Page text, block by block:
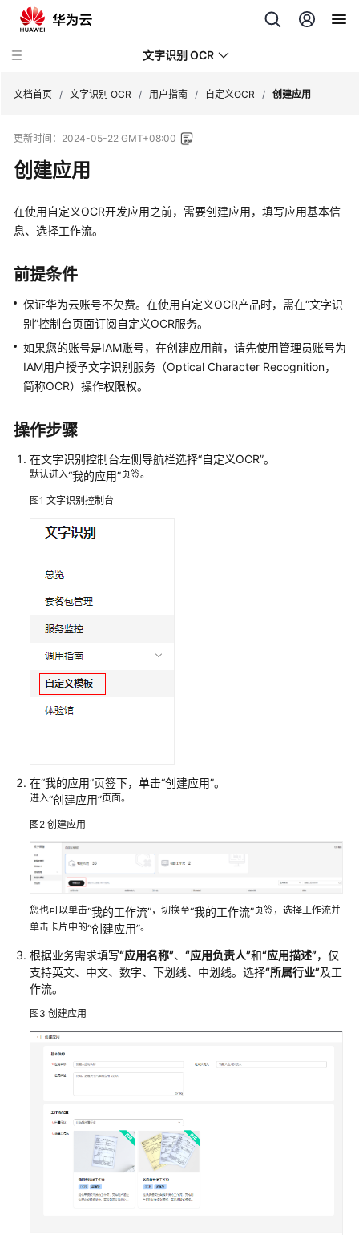
文字识别 OCR
最
新
动
服
公
产
品
介
费
明
快
功
体
用
使
用
介
开
通
服
准
备
数
自
文档首页 / 文字识别 OCR / 用户指南 / 自定义OCR / 创建应用
更新时间： 2024-05-22 GMT+08:00
创建应用
在使用自定义OCR开发应用之前，需要创建应用，填写应用基本信
息、选择工作流。
前提条件
保证华为云账号不欠费。在使用自定义OCR产品时，需在“文字识
别”控制台页面订阅自定义OCR服务。
如果您的账号是IAM账号，在创建应用前，请先使用管理员账号为
IAM用户授予文字识别服务（Optical Character Recognition，
简称OCR）操作权限权。
操作步骤
在文字识别控制台左侧导航栏选择“自定义OCR”。
默认进入“我的应用”页签。
图1 文字识别控制台
在“我的应用”页签下，单击“创建应用”。
进入“创建应用”页面。
图2 创建应用
您也可以单击“我的工作流”，切换至“我的工作流”页签，选择工作流并
单击卡片中的“创建应用”。
根据业务需求填写“应用名称”、 “应用负责人”和“应用描述”，仅
支持英文、中文、数字、下划线、中划线。选择“所属行业”及工
作流。
图3 创建应用